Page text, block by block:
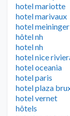
hotel mariotte
hotel marivaux
hotel meininger
hôtel nh
hotel nh
hotel nice
hotel oceania
hotel paris
hotel plaza
hotel vernet
hôtels